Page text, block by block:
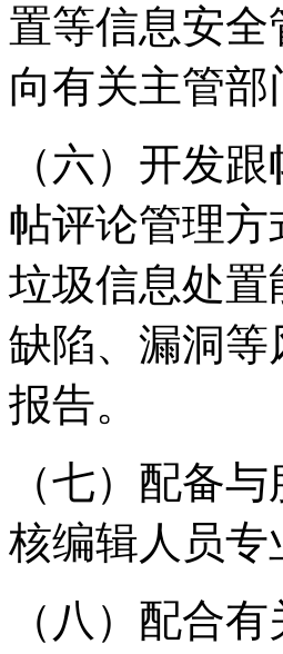
置等信息安
向有关主管部
（六）开发
帖评论管理
垃圾信息处
缺陷、漏洞
报告。
（七）配备
核编辑人员专
（八）配合